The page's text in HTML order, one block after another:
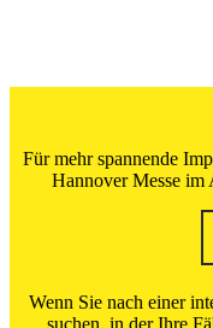
Für mehr spannende
Hannover Messe im
Wenn Sie nach einer
suchen, in der Ihre